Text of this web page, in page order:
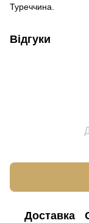
Туреччина.
Відгуки
Доставка